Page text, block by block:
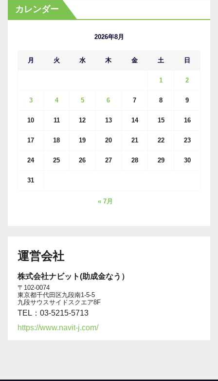
カ
イ
カレンダー
2026年8月
月 火 水 木 金 土 日
1 2
3 4 5 6 7 8 9
10 11 12 13 14 15 16
17 18 19 20 21 22 23
24 25 26 27 28 29 30
31
« 7月
運営会社
株式会社ナビット(助成金なう）
〒102-0074
東京都千代田区九段南1-5-5
九段サウスサイドスクエア8F
TEL：03-5215-5713
https://www.navit-j.com/